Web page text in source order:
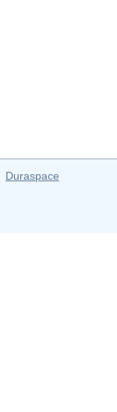
Duraspace